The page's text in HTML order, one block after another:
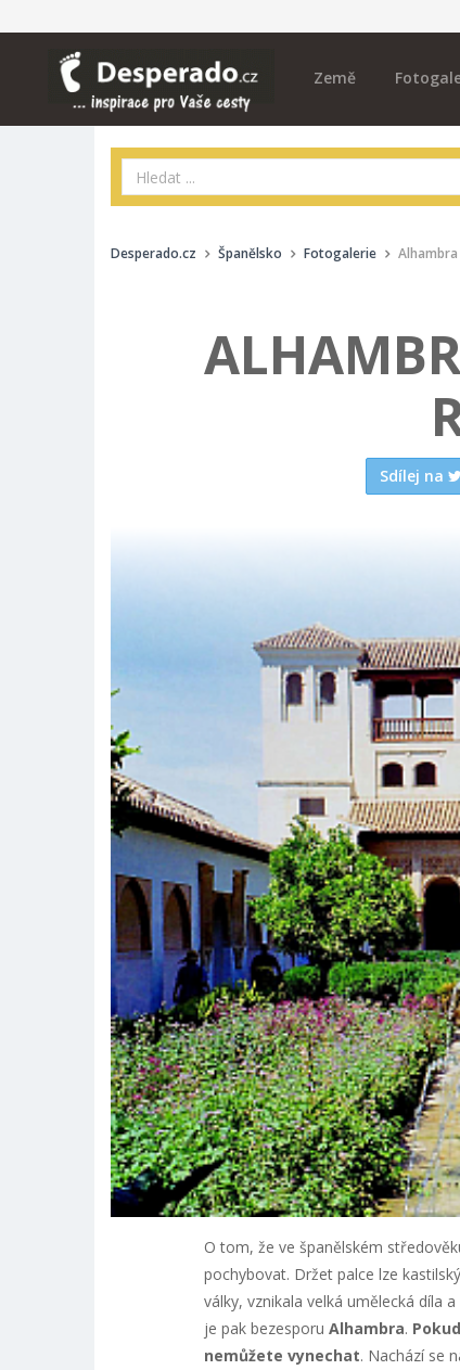
Země
Desperado.cz Španělsko Fotogalerie
Sdílej na
O tom, že ve španělském
pochybovat. Držet palce lze
války, vznikala velká umělecká díla
je pak bezesporu Alhambra.
nemůžete vynechat. Nachází se